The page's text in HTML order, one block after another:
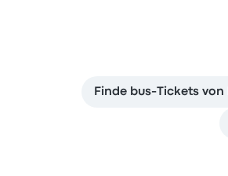
Finde bus-Tickets